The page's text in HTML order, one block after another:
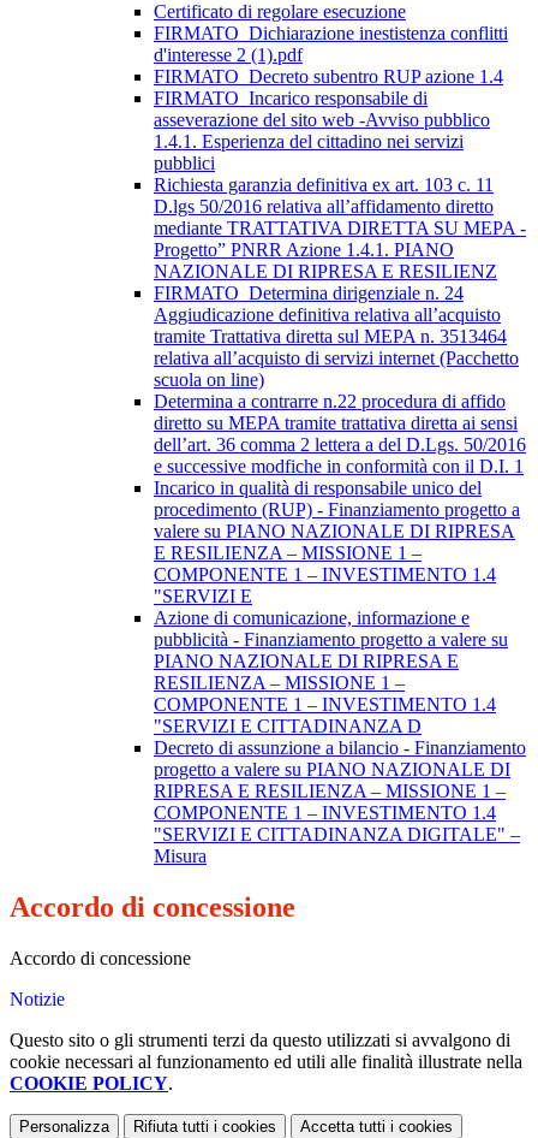
Certificato di regolare esecuzione
FIRMATO_Dichiarazione inestistenza conflitti
d'interesse 2 (1).pdf
FIRMATO_Decreto subentro RUP azione 1.4
FIRMATO_Incarico responsabile di
asseverazione del sito web -Avviso pubblico
1.4.1. Esperienza del cittadino nei servizi
pubblici
Richiesta garanzia definitiva ex art. 103 c. 11
D.lgs 50/2016 relativa all’affidamento diretto
mediante TRATTATIVA DIRETTA SU MEPA -
Progetto” PNRR Azione 1.4.1. PIANO
NAZIONALE DI RIPRESA E RESILIENZ
FIRMATO_Determina dirigenziale n. 24
Aggiudicazione definitiva relativa all’acquisto
tramite Trattativa diretta sul MEPA n. 3513464
relativa all’acquisto di servizi internet (Pacchetto
scuola on line)
Determina a contrarre n.22 procedura di affido
diretto su MEPA tramite trattativa diretta ai sensi
dell’art. 36 comma 2 lettera a del D.Lgs. 50/2016
e successive modfiche in conformità con il D.I. 1
Incarico in qualità di responsabile unico del
procedimento (RUP) - Finanziamento progetto a
valere su PIANO NAZIONALE DI RIPRESA
E RESILIENZA – MISSIONE 1 –
COMPONENTE 1 – INVESTIMENTO 1.4
"SERVIZI E
Azione di comunicazione, informazione e
pubblicità - Finanziamento progetto a valere su
PIANO NAZIONALE DI RIPRESA E
RESILIENZA – MISSIONE 1 –
COMPONENTE 1 – INVESTIMENTO 1.4
"SERVIZI E CITTADINANZA D
Decreto di assunzione a bilancio - Finanziamento
progetto a valere su PIANO NAZIONALE DI
RIPRESA E RESILIENZA – MISSIONE 1 –
COMPONENTE 1 – INVESTIMENTO 1.4
"SERVIZI E CITTADINANZA DIGITALE" –
Misura
Accordo di concessione
Accordo di concessione
Notizie
Questo sito o gli strumenti terzi da questo utilizzati si avvalgono di
cookie necessari al funzionamento ed utili alle finalità illustrate nella
COOKIE POLICY.
Personalizza Rifiuta tutti i cookies Accetta tutti i cookies